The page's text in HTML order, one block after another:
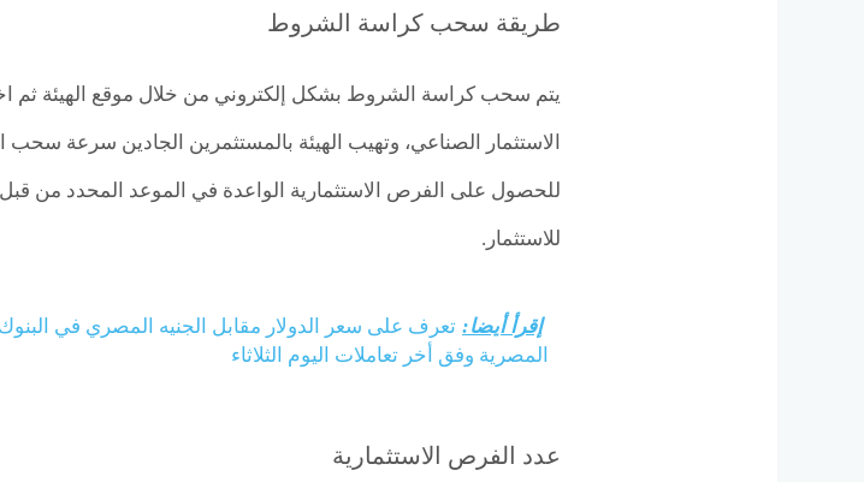
طريقة سحب كراسة الشروط
يتم سحب كراسة الشروط بشكل إلكتروني من خلال موقع الهيئة ثم
الاستثمار الصناعي، وتهيب الهيئة بالمستثمرين الجادين سرعة سحب
للحصول على الفرص الاستثمارية الواعدة في الموعد المحدد من قبل
للاستثمار.
إقرأ أيضا: تعرف على سعر الدولار مقابل الجنيه المصري في البنوك
المصرية وفق أخر تعاملات اليوم الثلاثاء
عدد الفرص الاستثمارية